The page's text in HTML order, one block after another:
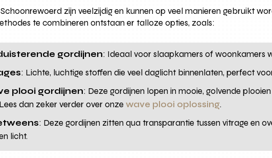
zijn veelzijdig en kunnen op veel manieren gebruikt
te combineren ontstaan er talloze opties, zoals:
gordijnen: Ideaal voor slaapkamers of woonkamers
: Lichte, luchtige stoffen die veel daglicht binnenlaten, perfect
plooi gordijnen: Deze gordijnen lopen in mooie, golvende
dan zeker verder over onzewave plooi oplossing.
: Deze gordijnen zitten qua transparantie tussen vitrage en
licht.